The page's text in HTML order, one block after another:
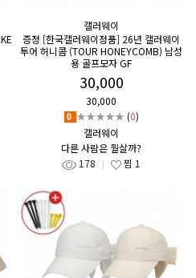
캘러웨이
증정 [한국캘러웨이정품] 26년 캘러웨이
투어 허니콤 (TOUR HONEYCOMB) 남성
용 골프모자 GF
30,000
30,000
0 ★★★★★ (0)
캘러웨이
다른 사람은 뭘살까?
178
찜 1